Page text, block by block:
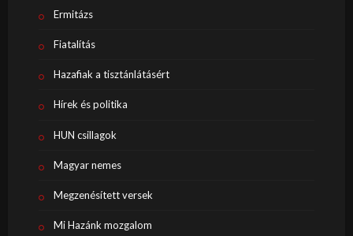
Ermitázs
Fiatalítás
Hazafiak a tisztánlátásért
Hírek és politika
HUN csillagok
Magyar nemes
Megzenésített versek
Mi Hazánk mozgalom